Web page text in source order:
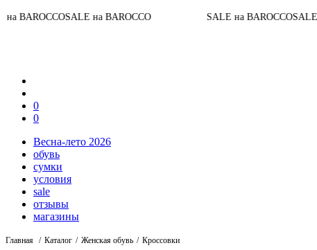
SALE на BAROCCO SALE на BAROCCOSALE на
0
0
Весна-лето 2026
обувь
сумки
условия
sale
отзывы
магазины
Главная Каталог Женская обувь Кроссовки